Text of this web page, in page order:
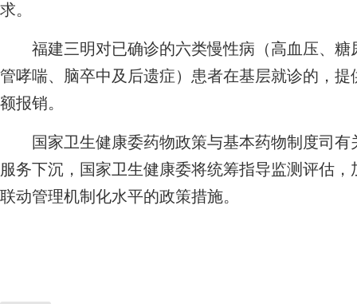
求。
福建三明对已确诊的六类慢性病（高血压、糖
管哮喘、脑卒中及后遗症）患者在基层就诊的，
额报销。
国家卫生健康委药物政策与基本药物制度司有
服务下沉，国家卫生健康委将统筹指导监测评估
联动管理机制化水平的政策措施。